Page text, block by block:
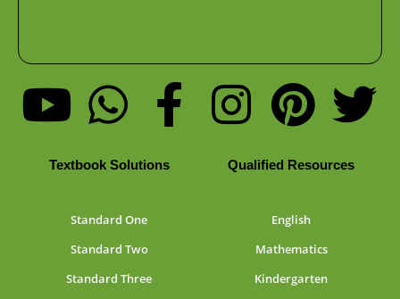
Textbook Solutions
Standard One
Standard Two
Standard Three
Qualified Resources
English
Mathematics
Kindergarten